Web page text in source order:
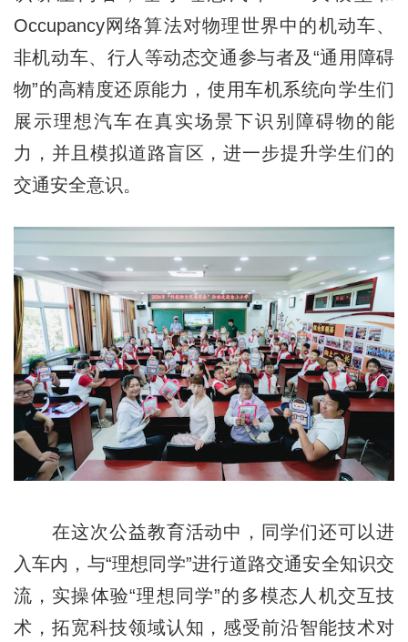
Occupancy网络算法对物理世界中的机动车、
非机动车、行人等动态交通参与者及“通用障碍
物”的高精度还原能力，使用车机系统向学生们
展示理想汽车在真实场景下识别障碍物的能
力，并且模拟道路盲区，进一步提升学生们的
交通安全意识。
在这次公益教育活动中，同学们还可以进
入车内，与“理想同学”进行道路交通安全知识交
流，实操体验“理想同学”的多模态人机交互技
术，拓宽科技领域认知，感受前沿智能技术对